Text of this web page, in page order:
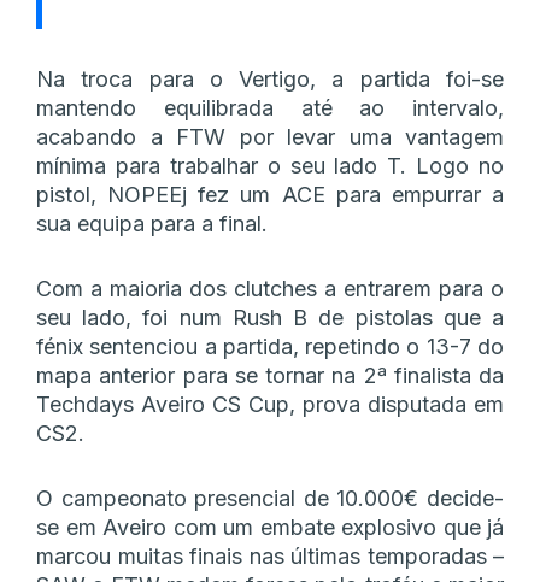
Na troca para o Vertigo, a partida foi-se
mantendo equilibrada até ao intervalo,
acabando a FTW por levar uma vantagem
mínima para trabalhar o seu lado T. Logo no
pistol, NOPEEj fez um ACE para empurrar a
sua equipa para a final.
Com a maioria dos clutches a entrarem para o
seu lado, foi num Rush B de pistolas que a
fénix sentenciou a partida, repetindo o 13-7 do
mapa anterior para se tornar na 2ª finalista da
Techdays Aveiro CS Cup, prova disputada em
CS2.
O campeonato presencial de 10.000€ decide-
se em Aveiro com um embate explosivo que já
marcou muitas finais nas últimas temporadas –